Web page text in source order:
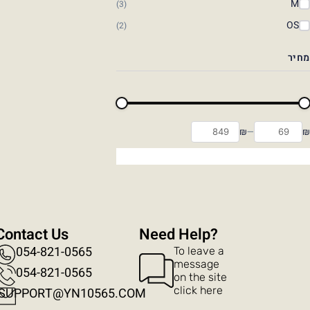
M
(3)
OS
(2)
מחיר
₪
—
₪
?Need Help
To leave a
message
on the site
click here
Us
054-821-0565
054-821-0565​